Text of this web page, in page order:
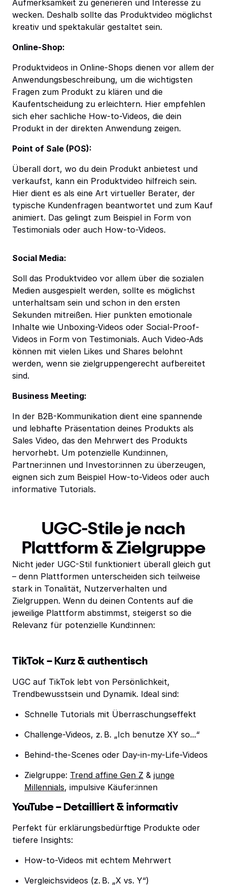
Aufmerksamkeit zu generieren und Interesse zu
wecken. Deshalb sollte das Produktvideo möglichst
kreativ und spektakulär gestaltet sein.
Online-Shop:
Produktvideos in Online-Shops dienen vor allem der
Anwendungsbeschreibung, um die wichtigsten
Fragen zum Produkt zu klären und die
Kaufentscheidung zu erleichtern. Hier empfehlen
sich eher sachliche How-to-Videos, die dein
Produkt in der direkten Anwendung zeigen.
Point of Sale (POS):
Überall dort, wo du dein Produkt anbietest und
verkaufst, kann ein Produktvideo hilfreich sein.
Hier dient es als eine Art virtueller Berater, der
typische Kundenfragen beantwortet und zum Kauf
animiert. Das gelingt zum Beispiel in Form von
Testimonials oder auch How-to-Videos.
Social Media:
Soll das Produktvideo vor allem über die sozialen
Medien ausgespielt werden, sollte es möglichst
unterhaltsam sein und schon in den ersten
Sekunden mitreißen. Hier punkten emotionale
Inhalte wie Unboxing-Videos oder Social-Proof-
Videos in Form von Testimonials. Auch Video-Ads
können mit vielen Likes und Shares belohnt
werden, wenn sie zielgruppengerecht aufbereitet
sind.
Business Meeting:
In der B2B-Kommunikation dient eine spannende
und lebhafte Präsentation deines Produkts als
Sales Video, das den Mehrwert des Produkts
hervorhebt. Um potenzielle Kund:innen,
Partner:innen und Investor:innen zu überzeugen,
eignen sich zum Beispiel How-to-Videos oder auch
informative Tutorials.
UGC-Stile je nach
Plattform & Zielgruppe
Nicht jeder UGC-Stil funktioniert überall gleich gut
– denn Plattformen unterscheiden sich teilweise
stark in Tonalität, Nutzerverhalten und
Zielgruppen. Wenn du deinen Contents auf die
jeweilige Plattform abstimmst, steigerst so die
Relevanz für potenzielle Kund:innen:
TikTok – Kurz & authentisch
UGC auf TikTok lebt von Persönlichkeit,
Trendbewusstsein und Dynamik. Ideal sind:
Schnelle Tutorials mit Überraschungseffekt
Challenge-Videos, z. B. „Ich benutze XY so...“
Behind-the-Scenes oder Day-in-my-Life-Videos
Zielgruppe: Trend affine Gen Z & junge
Millennials, impulsive Käufer:innen
YouTube – Detailliert & informativ
Perfekt für erklärungsbedürftige Produkte oder
tiefere Insights:
How-to-Videos mit echtem Mehrwert
Vergleichsvideos (z. B. „X vs. Y“)